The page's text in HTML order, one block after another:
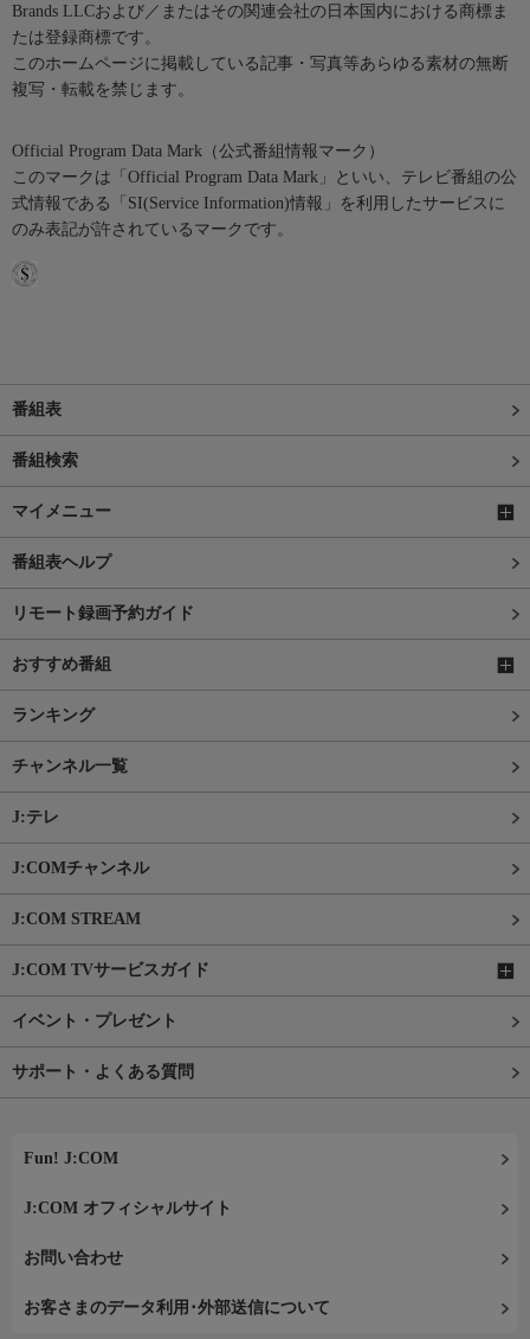
Brands LLCおよび／またはその関連会社の日本国内における商標ま
たは登録商標です。
このホームページに掲載している記事・写真等あらゆる素材の無断
複写・転載を禁じます。
Official Program Data Mark（公式番組情報マーク）
このマークは「Official Program Data Mark」といい、テレビ番組の公
式情報である「SI(Service Information)情報」を利用したサービスに
のみ表記が許されているマークです。
番組表
番組検索
マイメニュー
番組表ヘルプ
リモート録画予約ガイド
おすすめ番組
ランキング
チャンネル一覧
J:テレ
J:COMチャンネル
J:COM STREAM
J:COM TVサービスガイド
イベント・プレゼント
サポート・よくある質問
Fun! J:COM
J:COM オフィシャルサイト
お問い合わせ
お客さまのデータ利用･外部送信について